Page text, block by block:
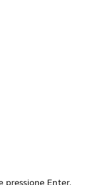
pressione Enter.